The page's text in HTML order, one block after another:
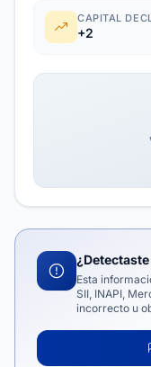
CAPITAL
+2
Esta
SII, INAPI,
incorrecto u